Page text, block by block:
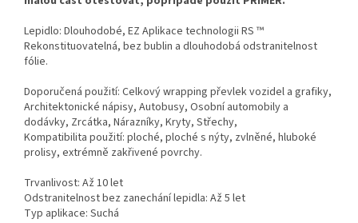
Lepidlo: Dlouhodobé, EZ Aplikace technologii RS ™
Rekonstituovatelná, bez bublin a dlouhodobá odstranitelnost
fólie.
Doporučená použití: Celkový wrapping převlek vozidel a grafiky,
Architektonické nápisy, Autobusy, Osobní automobily a
dodávky, Zrcátka, Nárazníky, Kryty, Střechy,
Kompatibilita použití: ploché, ploché s nýty, zvlněné, hluboké
prolisy, extrémně zakřivené povrchy.
Trvanlivost: Až 10 let
Odstranitelnost bez zanechání lepidla: Až 5 let
Typ aplikace: Suchá